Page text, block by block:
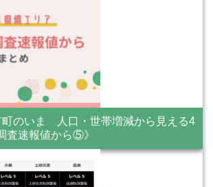
町のいま 人口・世帯増減から見える4
査速報値から⑤》